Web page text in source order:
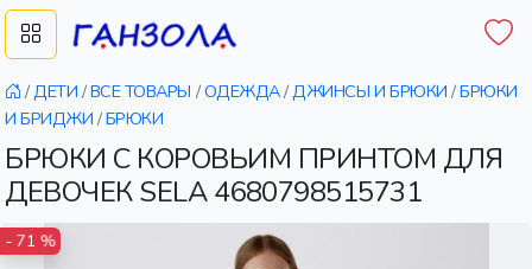
/ДЕТИ /ВСЕ ТОВАРЫ /ОДЕЖДА/ДЖИНСЫ И БРЮКИ /БРЮКИ
И БРИДЖИ /БРЮКИ
БРЮКИ С КОРОВЬИМ ПРИНТОМ ДЛЯ
ДЕВОЧЕК SELA 4680798515731
- 71 %